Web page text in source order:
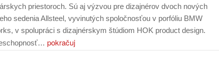
priestoroch. Sú aj výzvou pre dizajnérov dvoch nových
sedenia Allsteel, vyvinutých spoločnosťou v porfóliu BMW
v spolupráci s dizajnérskym štúdiom HOK product design.
pokračuj